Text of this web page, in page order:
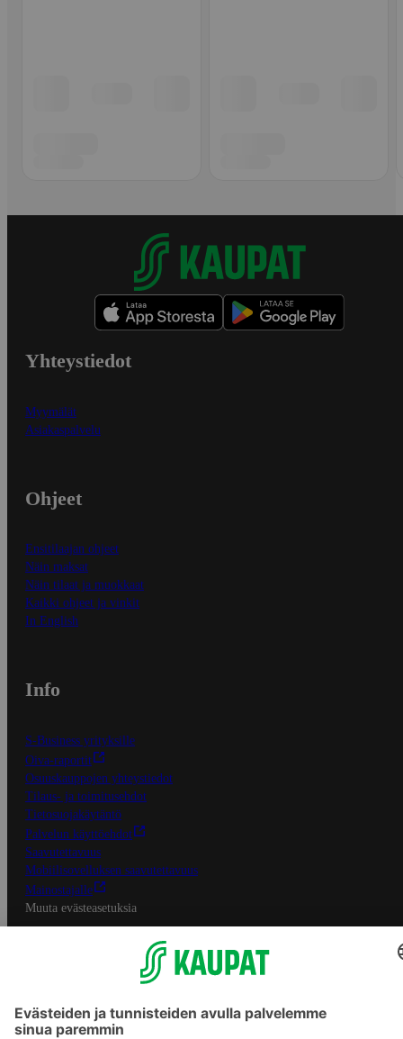
Yhteystiedot
Myymälät
Asiakaspalvelu
Ohjeet
Ensitilaajan ohjeet
Näin maksat
Näin tilaat ja muokkaat
Kaikki ohjeet ja vinkit
In English
Info
S-Business yrityksille
Oiva-raportit
Osuuskauppojen yhteystiedot
Tilaus- ja toimitusehdot
Tietosuojakäytäntö
Palvelun käyttöehdot
Saavutettavuus
Mobiilisovelluksen saavutettavuus
Mainostajalle
Muuta evästeasetuksia
S-ryhmän palvelut
S-ryhmä